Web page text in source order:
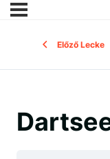
Előző Lecke